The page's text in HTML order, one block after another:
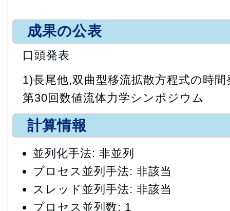
成果の公表
口頭発表
1)長尾他,双曲型移流拡散方程式の時
第30回数値流体力学シンポジウム
計算情報
並列化手法: 非並列
プロセス並列手法: 非該当
スレッド並列手法: 非該当
プロセス並列数: 1